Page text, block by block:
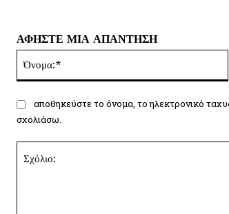
ΑΦΗΣΤΕ ΜΙΑ ΑΠΑΝΤΗΣΗ
αποθηκεύστε το όνομα, το ηλεκτρονικό
σχολιάσω.